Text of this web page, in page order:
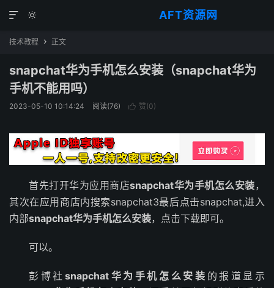
AFT资源网


技术教程  正文
snapchat华为手机怎么安装（snapchat华为
手机不能用吗）
2023-05-10 10:14:24 阅读(76)  赞(0)
首先打开华为应用商店snapchat华为手机怎么安装，
其次在应用商店内搜索snapchat3最后点击snapchat,进入
内部snapchat华为手机怎么安装，点击下载即可。
可以。
彭博社 snapchat华为手机怎么安装 的报道显示